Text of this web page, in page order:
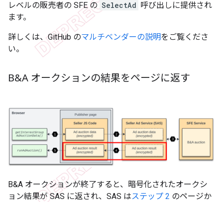
レベルの販売者の SFE の SelectAd 呼び出しに提供され
ます。
詳しくは、GitHub のマルチベンダーの説明をご覧くださ
い。
B&A オークションの結果をページに返す
B&A オークションが終了すると、暗号化されたオークシ
ョン結果が SAS に返され、SAS はステップ 2 のページか